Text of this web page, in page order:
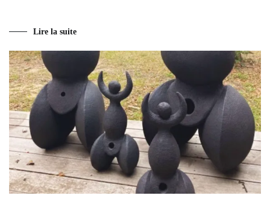
Lire la suite